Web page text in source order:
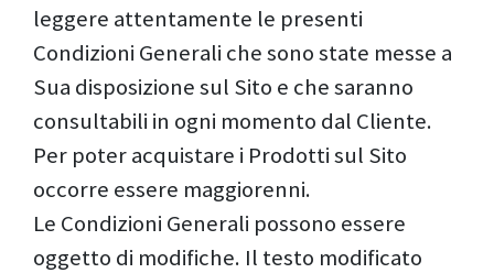
leggere attentamente le presenti
Condizioni Generali che sono state messe a
Sua disposizione sul Sito e che saranno
consultabili in ogni momento dal Cliente.
Per poter acquistare i Prodotti sul Sito
occorre essere maggiorenni.
Le Condizioni Generali possono essere
oggetto di modifiche. Il testo modificato